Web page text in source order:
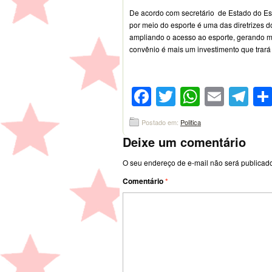
De acordo com secretário de Estado do
por meio do esporte é uma das diretrizes
ampliando o acesso ao esporte, gerando
convênio é mais um investimento que
Facebook
TwitterEmail
Postado em: Politica
Deixe um comentário
O seu endereço de e-mail não será
Comentário*